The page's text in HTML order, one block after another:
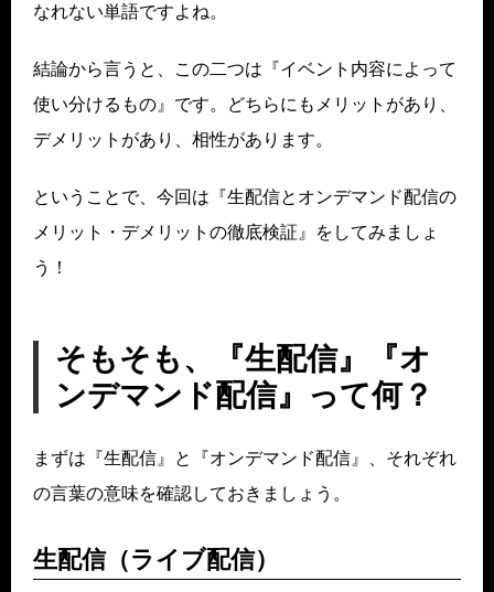
なれない単語ですよね。
結論から言うと、この二つは『イベント内容によって
使い分けるもの』です。どちらにもメリットがあり、
デメリットがあり、相性があります。
ということで、今回は『生配信とオンデマンド配信の
メリット・デメリットの徹底検証』をしてみましょ
う！
そもそも、『生配信』『オ
ンデマンド配信』って何？
まずは『生配信』と『オンデマンド配信』、それぞれ
の言葉の意味を確認しておきましょう。
生配信（ライブ配信）